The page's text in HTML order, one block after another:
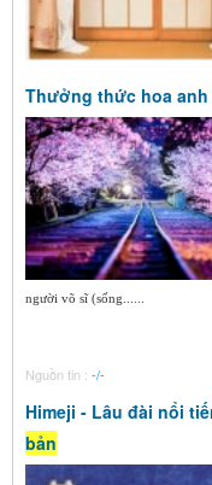
Thưởng thức hoa anh
người võ sĩ (sống......
Nguồn tin : -/-
Himeji - Lâu đài nổi
bản